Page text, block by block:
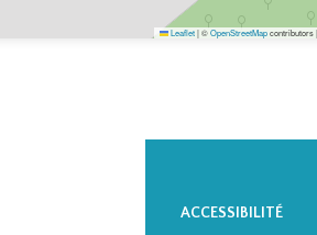
Leaflet |©OpenStreetMapcontributors |
ACCESSIBILITÉ